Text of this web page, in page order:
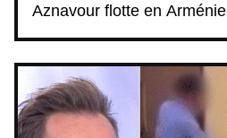
Aznavour flotte en Arménie